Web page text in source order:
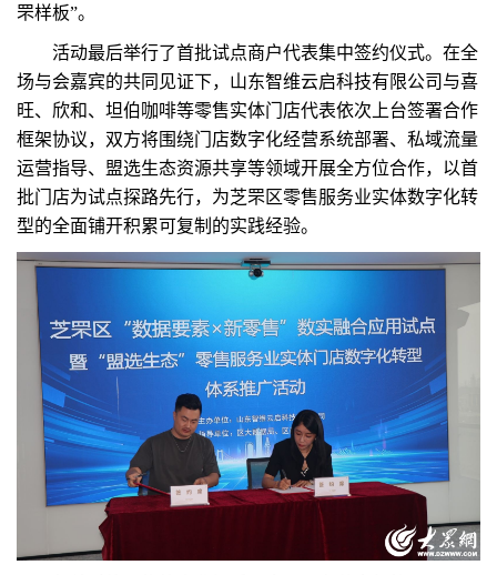
罘样板”。
活动最后举行了首批试点商户代表集中签约仪式。在全
场与会嘉宾的共同见证下，山东智维云启科技有限公司与喜
旺、欣和、坦伯咖啡等零售实体门店代表依次上台签署合作
框架协议，双方将围绕门店数字化经营系统部署、私域流量
运营指导、盟选生态资源共享等领域开展全方位合作，以首
批门店为试点探路先行，为芝罘区零售服务业实体数字化转
型的全面铺开积累可复制的实践经验。